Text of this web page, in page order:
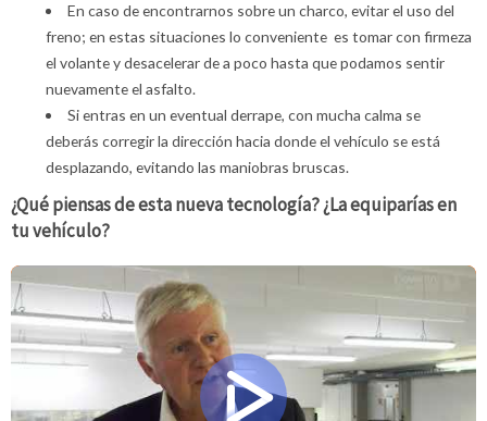
En caso de encontrarnos sobre un charco, evitar el uso del
freno; en estas situaciones lo conveniente es tomar con firmeza
el volante y desacelerar de a poco hasta que podamos sentir
nuevamente el asfalto.
Si entras en un eventual derrape, con mucha calma se
deberás corregir la dirección hacia donde el vehículo se está
desplazando, evitando las maniobras bruscas.
¿Qué piensas de esta nueva tecnología? ¿La equiparías en
tu vehículo?